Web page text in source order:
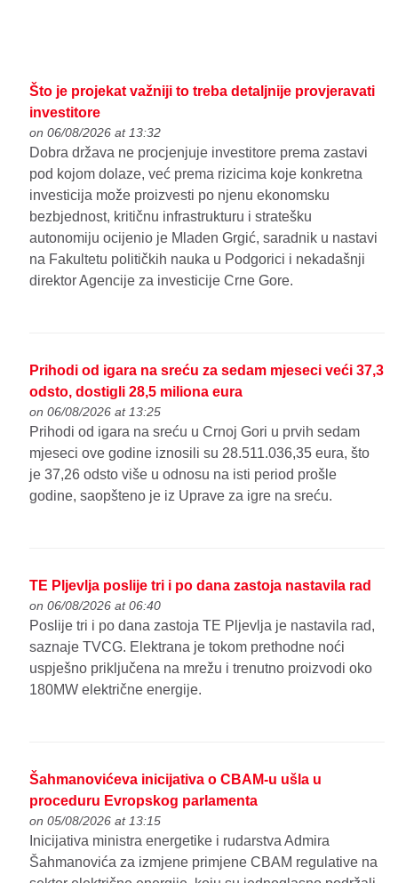
Što je projekat važniji to treba detaljnije provjeravati
investitore
on 06/08/2026 at 13:32
Dobra država ne procjenjuje investitore prema zastavi
pod kojom dolaze, već prema rizicima koje konkretna
investicija može proizvesti po njenu ekonomsku
bezbjednost, kritičnu infrastrukturu i stratešku
autonomiju ocijenio je Mladen Grgić, saradnik u nastavi
na Fakultetu političkih nauka u Podgorici i nekadašnji
direktor Agencije za investicije Crne Gore.
Prihodi od igara na sreću za sedam mjeseci veći 37,3
odsto, dostigli 28,5 miliona eura
on 06/08/2026 at 13:25
Prihodi od igara na sreću u Crnoj Gori u prvih sedam
mjeseci ove godine iznosili su 28.511.036,35 eura, što
je 37,26 odsto više u odnosu na isti period prošle
godine, saopšteno je iz Uprave za igre na sreću.
TE Pljevlja poslije tri i po dana zastoja nastavila rad
on 06/08/2026 at 06:40
Poslije tri i po dana zastoja TE Pljevlja je nastavila rad,
saznaje TVCG. Elektrana je tokom prethodne noći
uspješno priključena na mrežu i trenutno proizvodi oko
180MW električne energije.
Šahmanovićeva inicijativa o CBAM-u ušla u
proceduru Evropskog parlamenta
on 05/08/2026 at 13:15
Inicijativa ministra energetike i rudarstva Admira
Šahmanovića za izmjene primjene CBAM regulative na